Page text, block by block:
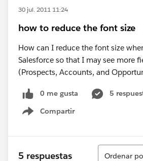
30 jul. 2011 11:24
how to reduce the font size
How can I reduce the font size
Salesforce so that I may see more
(Prospects, Accounts, and
0 me gusta
5
Compartir
Show menu
5 respuestas
Ordenar
Ordenar